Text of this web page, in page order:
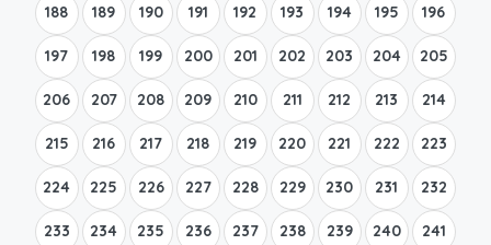
188 189 190 191 192 193 194 195 196
197 198 199 200 201 202 203 204 205
206 207 208 209 210 211 212 213 214
215 216 217 218 219 220 221 222 223
224 225 226 227 228 229 230 231 232
233 234 235 236 237 238 239 240 241